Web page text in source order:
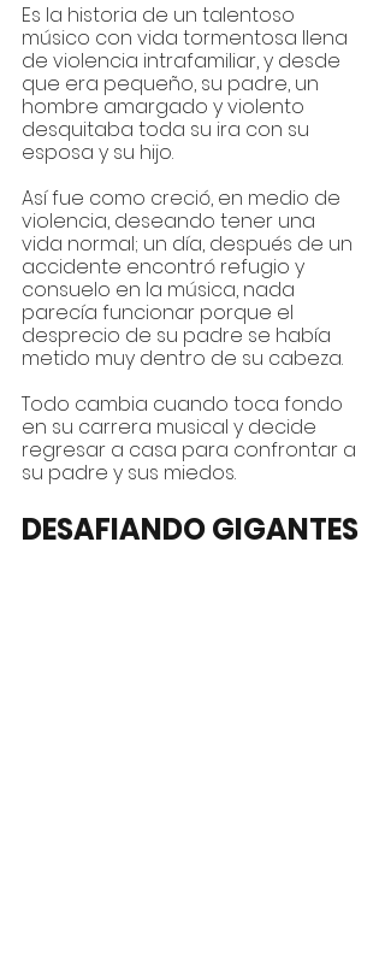
Es la historia de un talentoso
músico con vida tormentosa llena
de violencia intrafamiliar, y desde
que era pequeño, su padre, un
hombre amargado y violento
desquitaba toda su ira con su
esposa y su hijo.
Así fue como creció, en medio de
violencia, deseando tener una
vida normal; un día, después de un
accidente encontró refugio y
consuelo en la música, nada
parecía funcionar porque el
desprecio de su padre se había
metido muy dentro de su cabeza.
Todo cambia cuando toca fondo
en su carrera musical y decide
regresar a casa para confrontar a
su padre y sus miedos.
DESAFIANDO GIGANTES